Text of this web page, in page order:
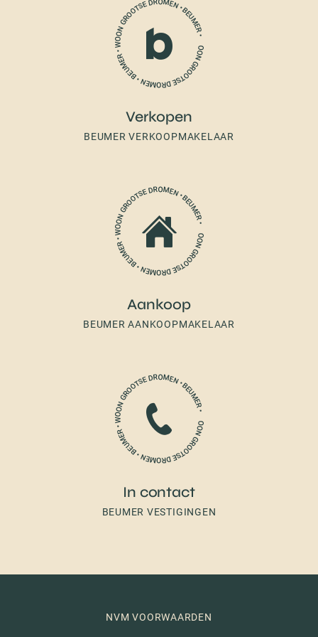
Verkopen
BEUMER VERKOOPMAKELAAR
Aankoop
BEUMER AANKOOPMAKELAAR
In contact
BEUMER VESTIGINGEN
NVM VOORWAARDEN